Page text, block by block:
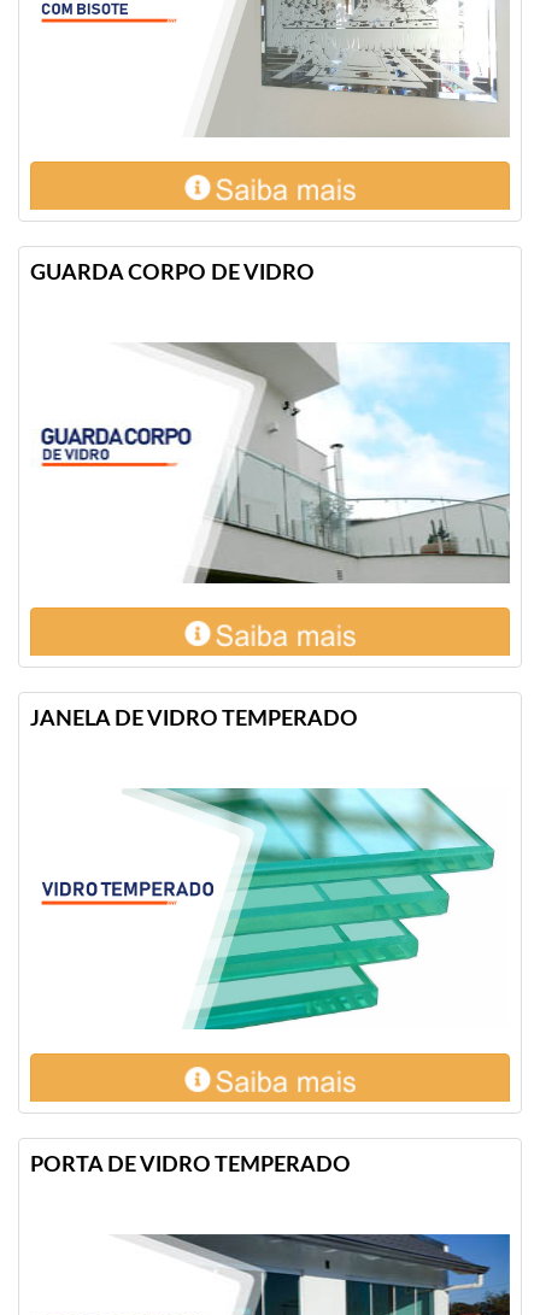
GUARDA CORPO DE VIDRO
JANELA DE VIDRO TEMPERADO
PORTA DE VIDRO TEMPERADO